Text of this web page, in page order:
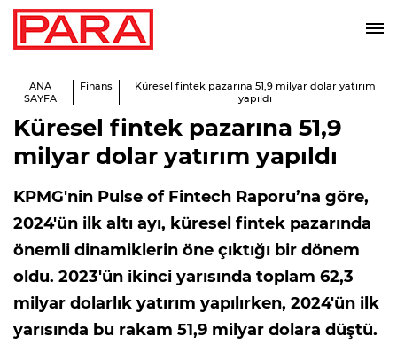
ANA
SAYFA
Finans
Küresel fintek pazarına 51,9 milyar dolar yatırım
yapıldı
Küresel fintek pazarına 51,9
milyar dolar yatırım yapıldı
KPMG'nin Pulse of Fintech Raporu’na göre,
2024'ün ilk altı ayı, küresel fintek pazarında
önemli dinamiklerin öne çıktığı bir dönem
oldu. 2023'ün ikinci yarısında toplam 62,3
milyar dolarlık yatırım yapılırken, 2024'ün ilk
yarısında bu rakam 51,9 milyar dolara düştü.